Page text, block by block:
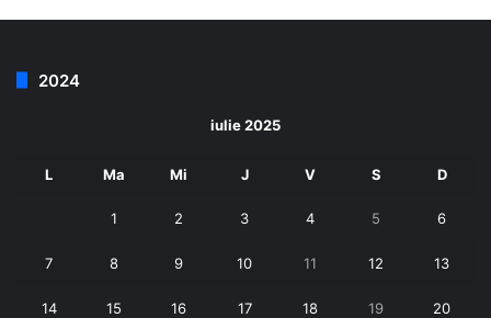
2024
iulie 2025
L Ma Mi J V S D
1 2 3 4 5 6
7 8 9 10 11 12 13
14 15 16 17 18 19 20